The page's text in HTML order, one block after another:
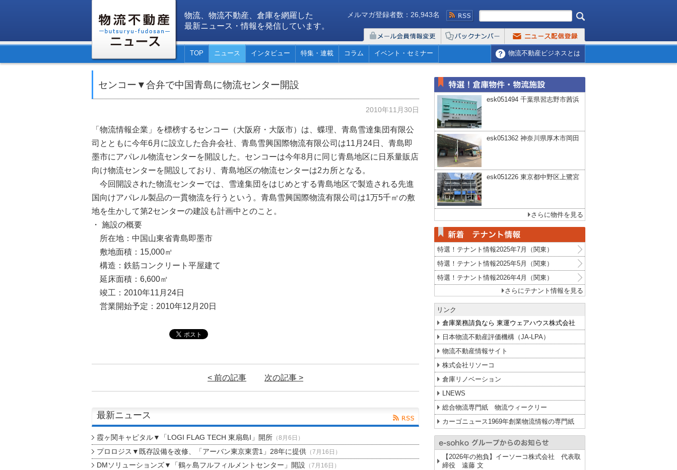
物流、物流不動産、倉庫を網羅した
最新ニュース・情報を発信しています。
メルマガ登録者数：26,943名
TOP ニュース インタビュー 特集・連載 コラム イベント・セミナー 物流不動産ビジネスとは
センコー▼合弁で中国青島に物流センター開設
2010年11月30日
「物流情報企業」を標榜するセンコー（大阪府・大阪市）は、蝶理、青島雪達集団有限公
司とともに今年6月に設立した合弁会社、青島雪興国際物流有限公司は11月24日、青島即
墨市にアパレル物流センターを開設した。センコーは今年8月に同じ青島地区に日系量販店
向け物流センターを開設しており、青島地区の物流センターは2カ所となる。
今回開設された物流センターでは、雪達集団をはじめとする青島地区で製造される先進
国向けアパレル製品の一貫物流を行うという。青島雪興国際物流有限公司は1万5千㎡の敷
地を生かして第2センターの建設も計画中とのこと。
・ 施設の概要
所在地：中国山東省青島即墨市
敷地面積：15,000㎡
構造：鉄筋コンクリート平屋建て
延床面積：6,600㎡
竣工：2010年11月24日
営業開始予定：2010年12月20日
< 前の記事 次の記事 >
最新ニュース
霞ヶ関キャピタル▼「LOGI FLAG TECH 東扇島I」開所（8月6日）
プロロジス▼既存設備を改修、「アーバン東京東雲1」28年に提供（7月16日）
DMソリューションズ▼「鶴ヶ島フルフィルメントセンター」開設 （7月16日）
esk051494 千葉県習志野市茜浜
esk051362 神奈川県厚木市岡田
esk051226 東京都中野区上鷺宮
さらに物件を見る
特選！テナント情報2025年7月（関東）
特選！テナント情報2025年5月（関東）
特選！テナント情報2026年4月（関東）
さらにテナント情報を見る
リンク
倉庫業務請負なら 東運ウェアハウス株式会社
日本物流不動産評価機構（JA-LPA）
物流不動産情報サイト
株式会社リソーコ
倉庫リノベーション
LNEWS
総合物流専門紙 物流ウィークリー
カーゴニュース1969年創業物流情報の専門紙
【2026年の抱負】イーソーコ株式会社 代表取
締役 遠藤 文